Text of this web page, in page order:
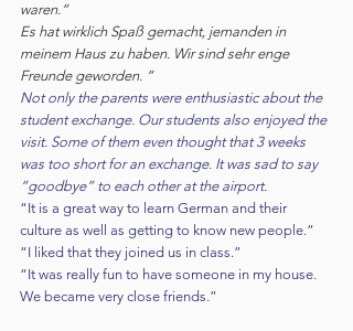
waren.“
Es hat wirklich Spaß gemacht, jemanden in
meinem Haus zu haben. Wir sind sehr enge
Freunde geworden. “
Not only the parents were enthusiastic about the
student exchange. Our students also enjoyed the
visit. Some of them even thought that 3 weeks
was too short for an exchange. It was sad to say
“goodbye” to each other at the airport.
“It is a great way to learn German and their
culture as well as getting to know new people.”
“I liked that they joined us in class.”
“It was really fun to have someone in my house.
We became very close friends.”